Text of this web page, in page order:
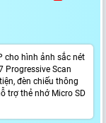
cho hình ảnh sắc nét
Progressive Scan
đèn chiếu thông
trợ thẻ nhớ Micro SD